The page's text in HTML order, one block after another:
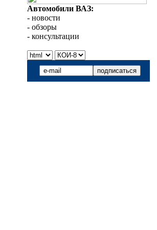
Автомобили ВАЗ:
- новости
- обзоры
- консультации